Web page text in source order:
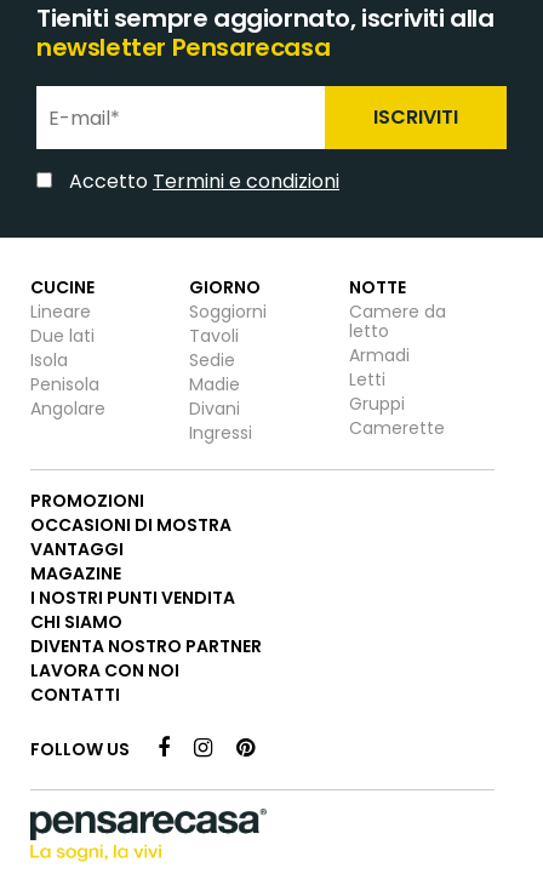
Tieniti sempre aggiornato, iscriviti alla
newsletter Pensarecasa
ISCRIVITI
Accetto Termini e condizioni
CUCINE
Lineare
Due lati
Isola
Penisola
Angolare
GIORNO
Soggiorni
Tavoli
Sedie
Madie
Divani
Ingressi
NOTTE
Camere da
letto
Armadi
Letti
Gruppi
Camerette
PROMOZIONI
OCCASIONI DI MOSTRA
VANTAGGI
MAGAZINE
I NOSTRI PUNTI VENDITA
CHI SIAMO
DIVENTA NOSTRO PARTNER
LAVORA CON NOI
CONTATTI
FOLLOW US